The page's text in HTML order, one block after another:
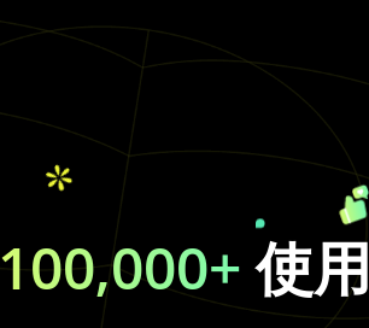
100,000+使用